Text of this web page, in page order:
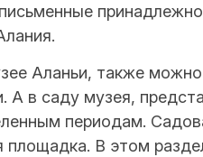
Аланьи, также
А в саду музея,
периодам.
площадка. В этом